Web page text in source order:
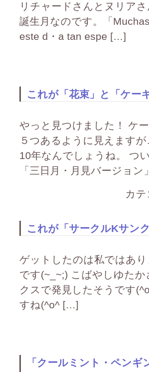
リチャードさんとヌリア
誕生月なのです。「
este d・a tan espe […]
これが「花束」と「ケー
やっと見つけました！ ケ
５つあるように見えます
10年なんでしょうね。 つ
「三日月・月見バージョ
カテ
これが「サークルKサン
ゲットしたのは私ではあ
です(~_~;) こばやしゆた
クスで発見したそうです
すね(^o^ […]
「クールミント・ペン